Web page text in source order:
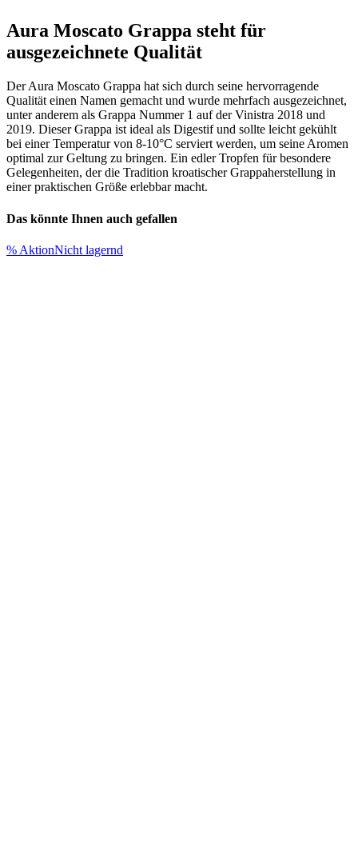
Aura Moscato Grappa steht für
ausgezeichnete Qualität
Der Aura Moscato Grappa hat sich durch seine hervorragende
Qualität einen Namen gemacht und wurde mehrfach ausgezeichnet,
unter anderem als Grappa Nummer 1 auf der Vinistra 2018 und
2019. Dieser Grappa ist ideal als Digestif und sollte leicht gekühlt
bei einer Temperatur von 8-10°C serviert werden, um seine Aromen
optimal zur Geltung zu bringen. Ein edler Tropfen für besondere
Gelegenheiten, der die Tradition kroatischer Grappaherstellung in
einer praktischen Größe erlebbar macht.
Das könnte Ihnen auch gefallen
% AktionNicht lagernd